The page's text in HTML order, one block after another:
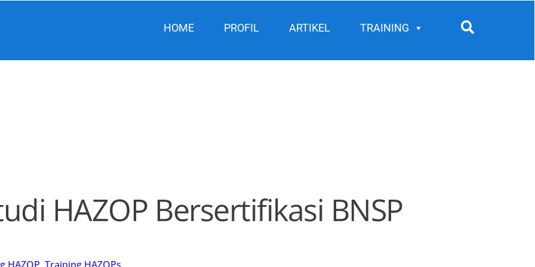
HOME PROFIL ARTIKEL TRAINING
HAZOP Bersertifikasi BNSP